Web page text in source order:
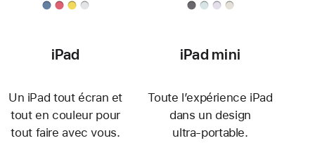
iPad
Un iPad tout écran et
tout en couleur pour
tout faire avec vous.
iPad mini
Toute l’expérience iPad
dans un design
ultra‑portable.